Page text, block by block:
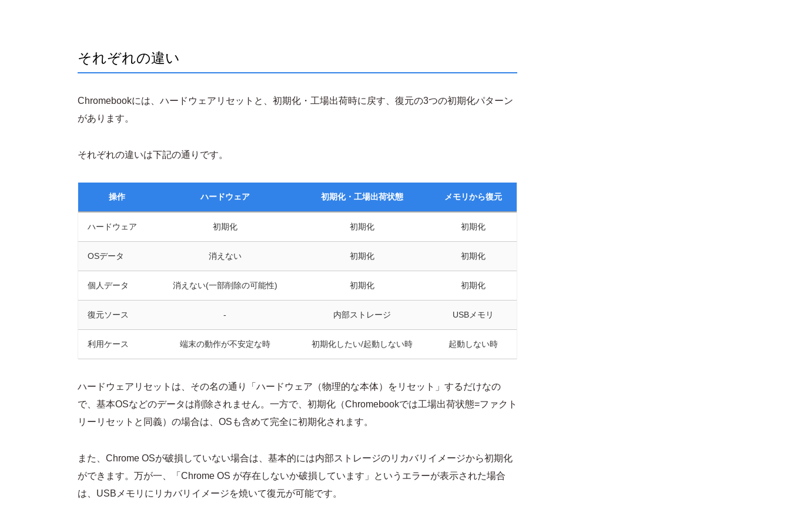
それぞれの違い
Chromebookには、ハードウェアリセットと、初期化・工場出荷時に戻す、復元の3つの初期化パターン
があります。
それぞれの違いは下記の通りです。
操作 ハードウェア 初期化・工場出荷状態 メモリから復元
ハードウェア 初期化 初期化 初期化
OSデータ 消えない 初期化 初期化
個人データ 消えない(一部削除の可能性) 初期化 初期化
復元ソース - 内部ストレージ USBメモリ
利用ケース 端末の動作が不安定な時 初期化したい/起動しない時 起動しない時
ハードウェアリセットは、その名の通り「ハードウェア（物理的な本体）をリセット」するだけなの
で、基本OSなどのデータは削除されません。一方で、初期化（Chromebookでは工場出荷状態=ファクト
リーリセットと同義）の場合は、OSも含めて完全に初期化されます。
また、Chrome OSが破損していない場合は、基本的には内部ストレージのリカバリイメージから初期化
ができます。万が一、「Chrome OS が存在しないか破損しています」というエラーが表示された場合
は、USBメモリにリカバリイメージを焼いて復元が可能です。